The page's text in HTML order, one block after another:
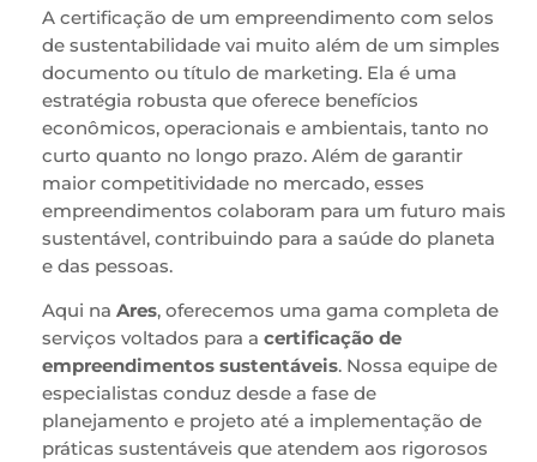
A certificação de um empreendimento com selos
de sustentabilidade vai muito além de um simples
documento ou título de marketing. Ela é uma
estratégia robusta que oferece benefícios
econômicos, operacionais e ambientais, tanto no
curto quanto no longo prazo. Além de garantir
maior competitividade no mercado, esses
empreendimentos colaboram para um futuro mais
sustentável, contribuindo para a saúde do planeta
e das pessoas.
Aqui na Ares, oferecemos uma gama completa de
serviços voltados para a certificação de
empreendimentos sustentáveis. Nossa equipe de
especialistas conduz desde a fase de
planejamento e projeto até a implementação de
práticas sustentáveis que atendem aos rigorosos